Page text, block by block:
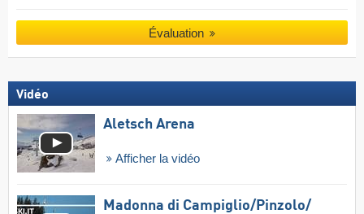
Évaluation
Vidéo
Aletsch Arena
Afficher la vidéo
Madonna di Campiglio/​Pinzolo/​